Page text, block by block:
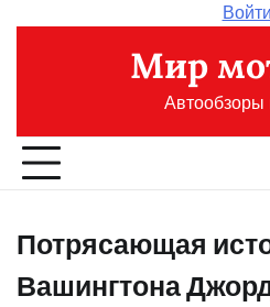
Войти
Мир
Автообзоры
Потрясающая
Вашингтона